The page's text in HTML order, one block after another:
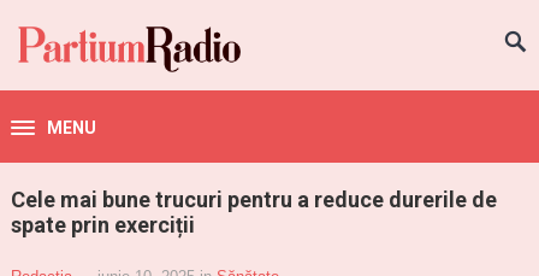
MENU
Cele mai bune trucuri pentru a reduce durerile de
spate prin exerciții